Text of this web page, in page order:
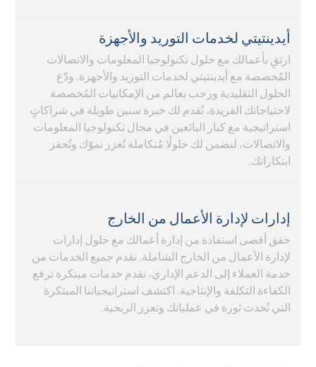
أيدينتيتي لخدمات التوريد والأجهزة
ارتقِ بأعمالك مع حلول تكنولوجيا المعلومات والاتصالات
المُخصصة مع أيدينتيتي لخدمات التوريد والأجهزة. ودّع
الحلول التقليدية ورحب بعالم من الإمكانيات المُخصصة
لاحتياجاتك الفريدة، نُقدم لك خبرة سنين طويلة في شراكاتٍ
استراتيجية مع كبار البائعين في مجال تكنولوجيا المعلومات
والاتصالات، لنضمن لك حلولًا مُتكاملة تُعزز نموّك وتُحفز
ابتكاراتك.
إدارات لإدارة الأعمال من الخارج
حقق أقصى استفادة من إدارة أعمالك مع حلول إدارات
لإدارة الأعمال من الخارج الشاملة. نقدم جميع الخدمات من
خدمة العملاء إلى الدعم الإداري، نقدم خدمات مبتكرة ترفع
الكفاءة التكلفة والإنتاجية. اكتشف استراتيجياتنا المبتكرة
التي تُحدث ثورة في عملياتك وتعزز الربحية.